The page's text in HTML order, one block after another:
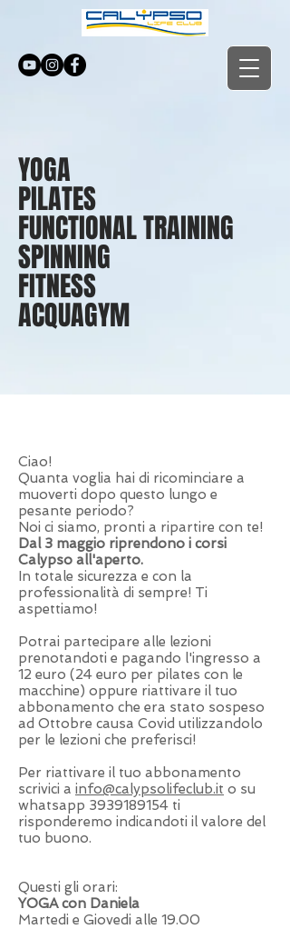
YOGA
PILATES
FUNCTIONAL TRAINING
SPINNING
FITNESS
ACQUAGYM
Ciao!
Quanta voglia hai di ricominciare a
muoverti dopo questo lungo e
pesante periodo?
Noi ci siamo, pronti a ripartire con te!
Dal 3 maggio riprendono i corsi
Calypso all'aperto.
In totale sicurezza e con la
professionalità di sempre! Ti
aspettiamo!
Potrai partecipare alle lezioni
prenotandoti e pagando l'ingresso a
12 euro (24 euro per pilates con le
macchine) oppure riattivare il tuo
abbonamento che era stato sospeso
ad Ottobre causa Covid utilizzandolo
per le lezioni che preferisci!
Per riattivare il tuo abbonamento
scrivici a info@calypsolifeclub.it o su
whatsapp 3939189154 ti
risponderemo indicandoti il valore del
tuo buono.
Questi gli orari:
YOGA con Daniela
Martedi e Giovedi alle 19.00